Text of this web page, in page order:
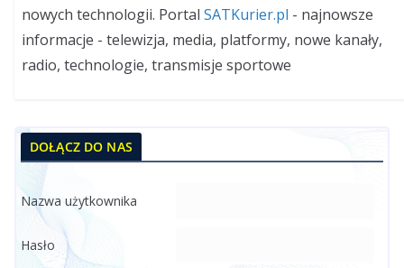
nowych technologii. PortalSATKurier.pl - najnowsze
informacje - telewizja, media, platformy, nowe kanały,
radio, technologie, transmisje sportowe
DOŁĄCZ DO NAS
Nazwa użytkownika
Hasło